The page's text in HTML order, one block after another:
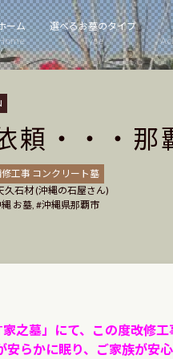
ーム
選べるお墓のタイプ
Type
頼・・・那
工事 コンクリート墓
久石材 (沖縄の石屋さん)
お墓, 沖縄県那覇市
之墓」にて、この度改修工
らかに眠り、ご家族が安